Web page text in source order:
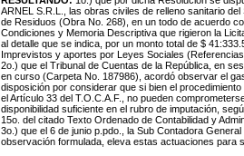
ARNEL S.R.L., las obras civiles de relleno sanitario
de Residuos (Obra No. 268), en un todo de acuerdo
Condiciones y Memoria Descriptiva que rigieron la
al detalle que se indica, por un monto total de $
Imprevistos y aportes por Leyes Sociales
2o.) que el Tribunal de Cuentas de la República, en
en curso (Carpeta No. 187986), acordó observar el
disposición por considerar que si bien el
el Artículo 33 del T.O.C.A.F., no pueden
disponibilidad suficiente en el rubro de imputación,
15o. del citado Texto Ordenado de Contabilidad y
3o.) que el 6 de junio p.pdo., la Sub Contadora
observación formulada, eleva estas actuaciones para